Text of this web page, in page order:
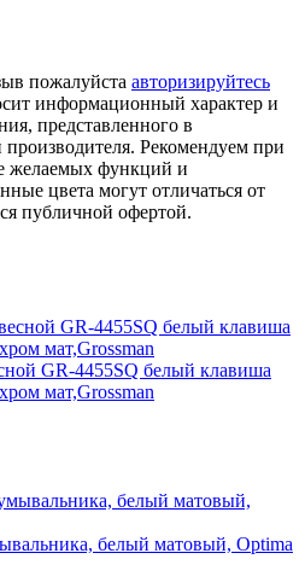
пожалуйста авторизируйтесь
информационный характер и
представленного в
Рекомендуем при
желаемых функций и
цвета могут отличаться от
публичной офертой.
GR-4455SQ белый клавиша
мат,Grossman
белый матовый, Optima